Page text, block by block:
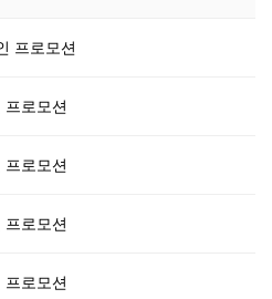
프로모션
로모션
로모션
로모션
로모션